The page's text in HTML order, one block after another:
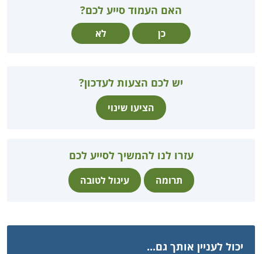
האם העמוד סייע לכם?
כן לא
יש לכם הצעות לעדכון?
הציעו שינוי
עזרו לנו להמשיך לסייע לכם
תרומה עיגול לטובה
יכול לעניין אותך גם...